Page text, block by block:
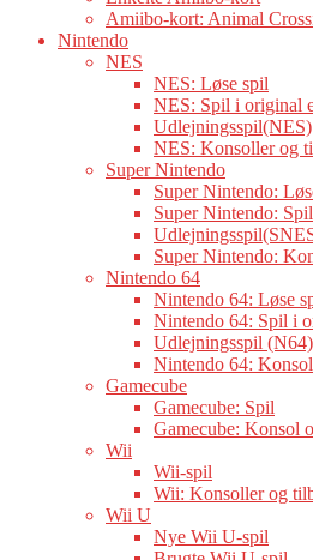
Amiibo-kort: Animal
Nintendo
NES
NES: Løse spil
NES: Spil i original
Udlejningsspil(NES)
NES: Konsoller og
Super Nintendo
Super Nintendo:
Super Nintendo:
Super Nintendo:
Nintendo 64
Nintendo 64: Løse
Nintendo 64: Spil i
Udlejningsspil (N64)
Nintendo 64:
Gamecube
Gamecube: Spil
Gamecube: Konsol
Wii
Wii-spil
Wii: Konsoller og
Wii U
Nye Wii U-spil